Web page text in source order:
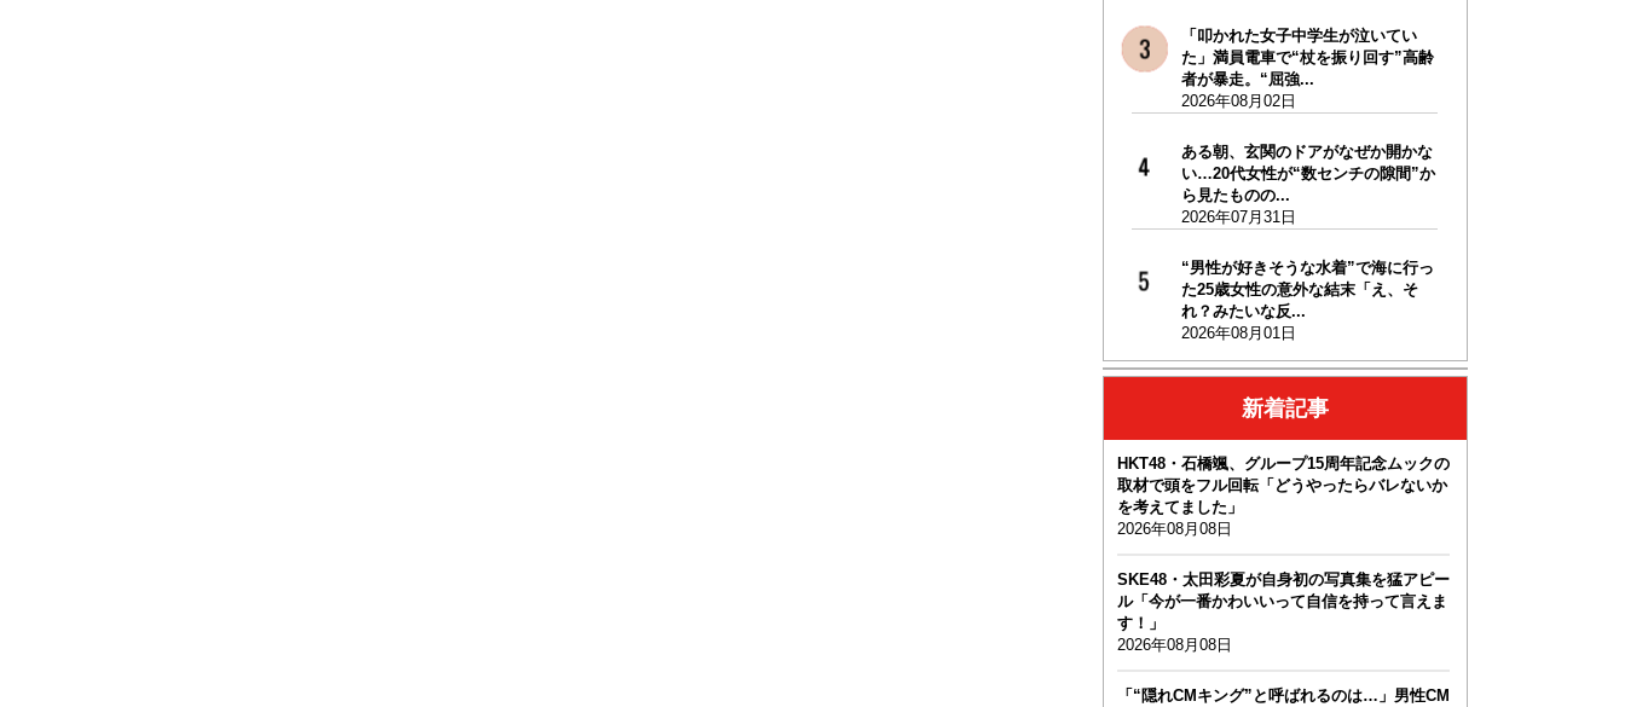
「叩かれた女子中学生が泣いてい
た」満員電車で“杖を振り回す”高齢
者が暴走。“屈強...
2026年08月02日
ある朝、玄関のドアがなぜか開かな
い…20代女性が“数センチの隙間”か
ら見たものの...
2026年07月31日
“男性が好きそうな水着”で海に行っ
た25歳女性の意外な結末「え、そ
れ？みたいな反...
2026年08月01日
新着記事
HKT48・石橋颯、グループ15周年記念ムックの
取材で頭をフル回転「どうやったらバレないか
を考えてました」
2026年08月08日
SKE48・太田彩夏が自身初の写真集を猛アピー
ル「今が一番かわいいって自信を持って言えま
す！」
2026年08月08日
「“隠れCMキング”と呼ばれるのは…」男性CM